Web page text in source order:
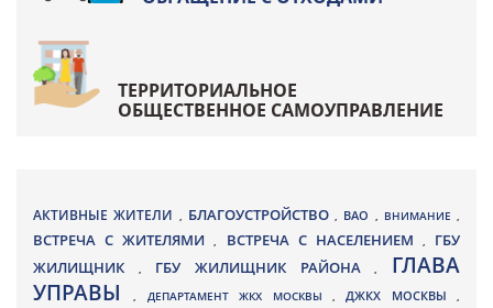
ТЕРРИТОРИАЛЬНОЕ
ОБЩЕСТВЕННОЕ САМОУПРАВЛЕНИЕ
АКТИВНЫЕ ЖИТЕЛИ , БЛАГОУСТРОЙСТВО , ВАО , ВНИМАНИЕ ,
ВСТРЕЧА С ЖИТЕЛЯМИ, ВСТРЕЧА С НАСЕЛЕНИЕМ , ГБУ
ЖИЛИЩНИК
, ГБУ ЖИЛИЩНИК РАЙОНА, ГЛАВА
УПРАВЫ, ДЕПАРТАМЕНТ ЖКХ МОСКВЫ ,ДЖКХ МОСКВЫ ,